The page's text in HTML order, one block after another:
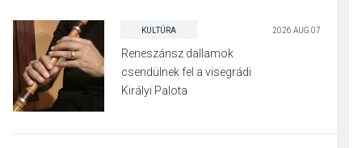
KULTÚRA 2026 AUG 07
Reneszánsz dallamok
csendülnek fel a visegrádi
Királyi Palota